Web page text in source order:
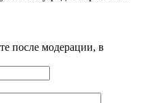
после модерации, в